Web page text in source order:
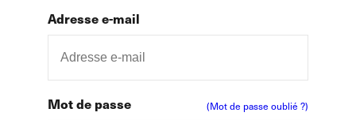
Adresse e-mail
Mot de passe (Mot de passe oublié ?)